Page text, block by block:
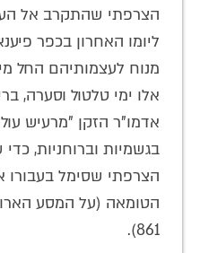
הצרפתי שהתקרב אל
ליומו האחרון בכפר
מנוח לעצמותיהם החל
אלו ימי טלטול וסערה,
אדמו"ר הזקן "מרעיש
בגשמיות וברוחניות,
הצרפתי שסימל בעבורו
הטומאה (על המסע הארוך
861).